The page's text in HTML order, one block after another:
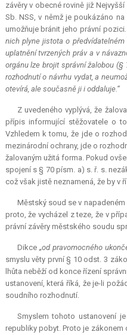
závěry v obecné rovině již
Sb. NSS, v němž je poukázáno
umožňuje bránit jeho právní pozici
nich plyne jistota o
uplatnění tvrzených práv a v
orgánu lze brojit správní žalobou
rozhodnutí o návrhu vydat, a
otevírá, ale současně ji i oddaluje.“
Z uvedeného vyplývá, že
přípis informující stěžovatele o
Vzhledem k tomu, že jde o
mezinárodní ochrany, jde o
žalovaným užitá forma. Pokud
spojení s § 70 písm. a) s. ř. s.
což však jistě neznamená, že by v
Městský soud se v
proto, že vycházel z teze, že v
právní závěry městského soudu
Dikce „od pravomocného
smyslu věty první § 10 odst. 3
lhůta neběží od konce řízení
ustanovení, která říká, že je-li
soudního rozhodnutí.
Smyslem tohoto ustanovení
republiky pobyt. Proto je zákonem